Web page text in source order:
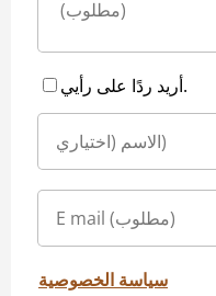
أريد ردًا على رأيي.
سياسة الخصوصية